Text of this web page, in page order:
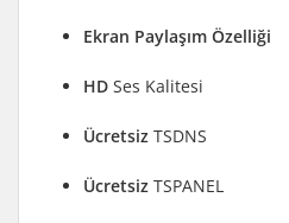
Ekran Paylaşım Özelliği
HD Ses Kalitesi
Ücretsiz TSDNS
Ücretsiz TSPANEL